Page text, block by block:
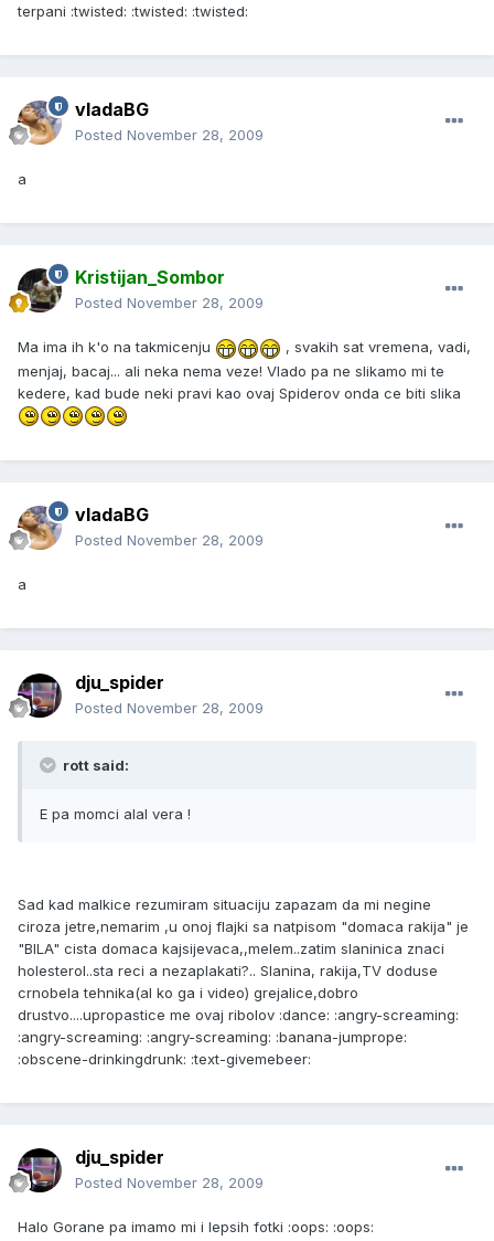
terpani :twisted: :twisted: :twisted:
vladaBG
Posted November 28, 2009
a
Kristijan_Sombor
Posted November 28, 2009
Ma ima ih k'o na takmicenju
, svakih sat vremena, vadi,
menjaj, bacaj... ali neka nema veze! Vlado pa ne slikamo mi te
kedere, kad bude neki pravi kao ovaj Spiderov onda ce biti slika
vladaBG
Posted November 28, 2009
a
dju_spider
Posted November 28, 2009
rott said:
E pa momci alal vera !
Sad kad malkice rezumiram situaciju zapazam da mi negine
ciroza jetre,nemarim ,u onoj flajki sa natpisom "domaca rakija" je
"BILA" cista domaca kajsijevaca,,melem..zatim slaninica znaci
holesterol..sta reci a nezaplakati?.. Slanina, rakija,TV doduse
crnobela tehnika(al ko ga i video) grejalice,dobro
drustvo....upropastice me ovaj ribolov :dance: :angry-screaming:
:angry-screaming: :angry-screaming: :banana-jumprope:
:obscene-drinkingdrunk: :text-givemebeer:
dju_spider
Posted November 28, 2009
Halo Gorane pa imamo mi i lepsih fotki :oops: :oops: